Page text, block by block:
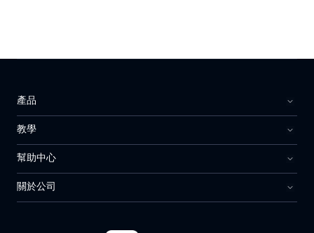
產品
教學
幫助中心
關於公司